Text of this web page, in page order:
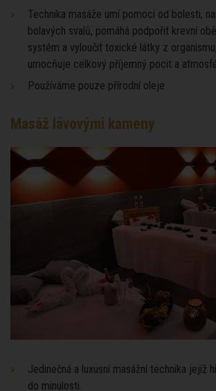
Technika masáže umí pomoci od bolesti,
bolavých svalů, pomáhá podpořit krevní
systém a vyloučit toxické látky z
umocňuje celkový příjemný pocit a
Používáme pouze přírodní oleje
Masáž lávovými kameny
Jedinečná a luxusní masážní technika jejíž
do minulosti.